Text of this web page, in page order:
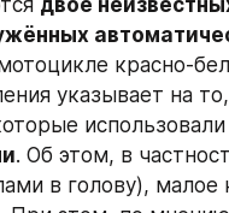
красно-
указывает на
использовали
. Об этом, в
в голову), малое